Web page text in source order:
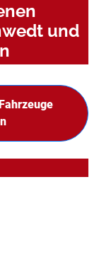
und